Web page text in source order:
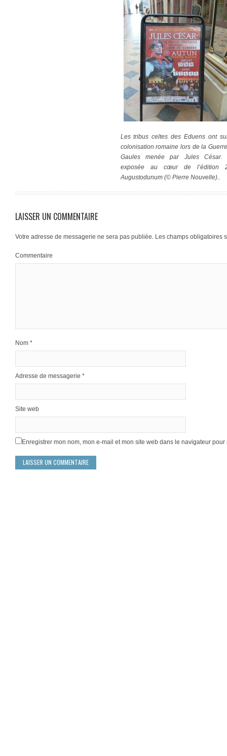
Les tribus celtes des Eduens ont
colonisation romaine lors de la
Gaules menée par Jules César.
exposée au cœur de l’édition
Augustodunum (© Pierre Nouvelle)..
LAISSER UN COMMENTAIRE
Votre adresse de messagerie ne sera pas publiée. Les champs obligatoires
Commentaire
Nom *
Adresse de messagerie *
Site web
Enregistrer mon nom, mon e-mail et mon site web dans le navigateur